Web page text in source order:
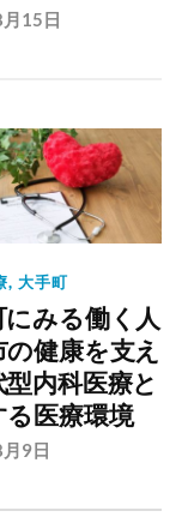
15日
,大手町
にみる働く人
の健康を支え
型内科医療と
る医療環境
9日